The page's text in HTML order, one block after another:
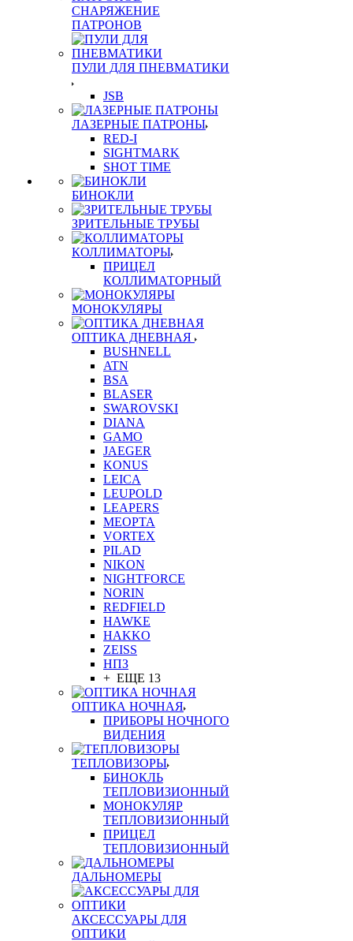
СНАРЯЖЕНИЕ
ПАТРОНОВ
ПУЛИ ДЛЯ ПНЕВМАТИКИ
JSB
ЛАЗЕРНЫЕ ПАТРОНЫ
RED-I
SIGHTMARK
SHOT TIME
БИНОКЛИ
ЗРИТЕЛЬНЫЕ ТРУБЫ
КОЛЛИМАТОРЫ
ПРИЦЕЛ
КОЛЛИМАТОРНЫЙ
МОНОКУЛЯРЫ
ОПТИКА ДНЕВНАЯ
BUSHNELL
ATN
BSA
BLASER
SWAROVSKI
DIANA
GAMO
JAEGER
KONUS
LEICA
LEUPOLD
LEAPERS
MEOPTA
VORTEX
PILAD
NIKON
NIGHTFORCE
NORIN
REDFIELD
HAWKE
HAKKO
ZEISS
НПЗ
+ ЕЩЕ 13
ОПТИКА НОЧНАЯ
ПРИБОРЫ НОЧНОГО
ВИДЕНИЯ
ТЕПЛОВИЗОРЫ
БИНОКЛЬ
ТЕПЛОВИЗИОННЫЙ
МОНОКУЛЯР
ТЕПЛОВИЗИОННЫЙ
ПРИЦЕЛ
ТЕПЛОВИЗИОННЫЙ
ДАЛЬНОМЕРЫ
АКСЕССУАРЫ ДЛЯ
ОПТИКИ